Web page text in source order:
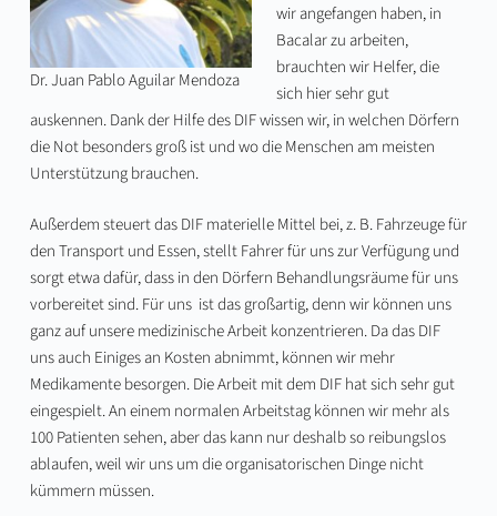
Dr. Juan Pablo Aguilar Mendoza
wir angefangen haben, in
Bacalar zu arbeiten,
brauchten wir Helfer, die
sich hier sehr gut
auskennen. Dank der Hilfe des DIF wissen wir, in welchen Dörfern
die Not besonders groß ist und wo die Menschen am meisten
Unterstützung brauchen.
Außerdem steuert das DIF materielle Mittel bei, z. B. Fahrzeuge für
den Transport und Essen, stellt Fahrer für uns zur Verfügung und
sorgt etwa dafür, dass in den Dörfern Behandlungsräume für uns
vorbereitet sind. Für uns ist das großartig, denn wir können uns
ganz auf unsere medizinische Arbeit konzentrieren. Da das DIF
uns auch Einiges an Kosten abnimmt, können wir mehr
Medikamente besorgen. Die Arbeit mit dem DIF hat sich sehr gut
eingespielt. An einem normalen Arbeitstag können wir mehr als
100 Patienten sehen, aber das kann nur deshalb so reibungslos
ablaufen, weil wir uns um die organisatorischen Dinge nicht
kümmern müssen.